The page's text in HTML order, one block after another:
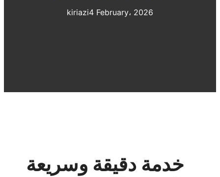
kiriazi4 February، 2026
خدمة دقيقة وسريعة